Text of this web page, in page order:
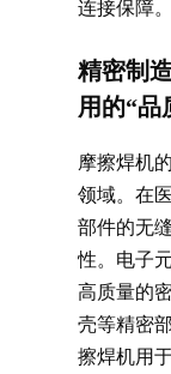
连接保障。
精密制
用的“品
摩擦焊机
领域。在
部件的无
性。电子
高质量的
壳等精密
擦焊机用